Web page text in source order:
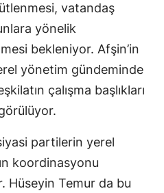
vatandaş
yönelik
bekleniyor. Afşin’in
yönetim gündeminde
çalışma başlıkları
partilerin yerel
koordinasyonu
Hüseyin Temur da bu